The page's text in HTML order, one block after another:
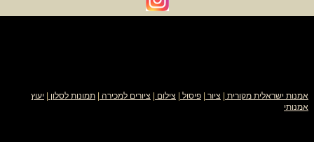
אמנות ישראלית מקורית ציור פיסול צילום ציורים למכירה תמונות לסלון
יעוץ
אמנותי